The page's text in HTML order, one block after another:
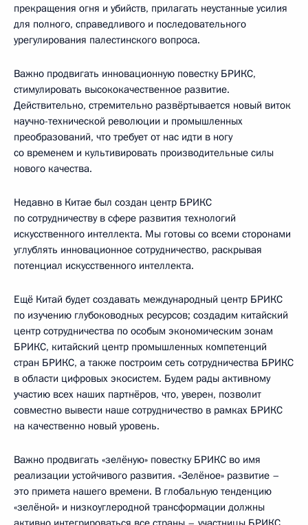
прекращения огня и убийств, прилагать неустанные усилия
для полного, справедливого и последовательного
урегулирования палестинского вопроса.
Важно продвигать инновационную повестку БРИКС,
стимулировать высококачественное развитие.
Действительно, стремительно развёртывается новый виток
научно-технической революции и промышленных
преобразований, что требует от нас идти в ногу
со временем и культивировать производительные силы
нового качества.
Недавно в Китае был создан центр БРИКС
по сотрудничеству в сфере развития технологий
искусственного интеллекта. Мы готовы со всеми сторонами
углублять инновационное сотрудничество, раскрывая
потенциал искусственного интеллекта.
Ещё Китай будет создавать международный центр БРИКС
по изучению глубоководных ресурсов; создадим китайский
центр сотрудничества по особым экономическим зонам
БРИКС, китайский центр промышленных компетенций
стран БРИКС, а также построим сеть сотрудничества БРИКС
в области цифровых экосистем. Будем рады активному
участию всех наших партнёров, что, уверен, позволит
совместно вывести наше сотрудничество в рамках БРИКС
на качественно новый уровень.
Важно продвигать «зелёную» повестку БРИКС во имя
реализации устойчивого развития. «Зелёное» развитие –
это примета нашего времени. В глобальную тенденцию
«зелёной» и низкоуглеродной трансформации должны